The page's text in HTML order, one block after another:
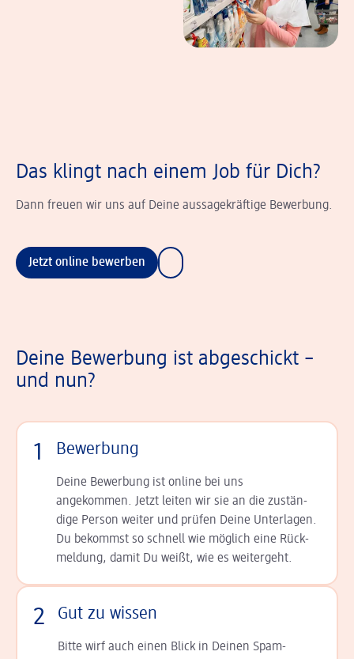
Das klingt nach einem Job für Dich?
Dann freuen wir uns auf Deine aussagekräftige Bewerbung.
Jetzt online bewerben
Deine Bewerbung ist abgeschickt –
und nun?
1 Bewerbung
Deine Bewerbung ist online bei uns
angekommen. Jetzt leiten wir sie an die zu­stän­
dige Person weiter und prüfen Deine Unterlagen.
Du bekommst so schnell wie möglich eine Rück­
meldung, damit Du weißt, wie es weitergeht.
2 Gut zu wissen
Bitte wirf auch einen Blick in Deinen Spam-